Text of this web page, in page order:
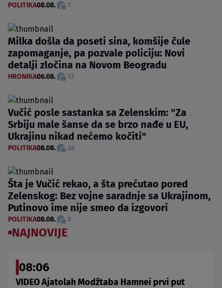
POLITIKA08.08. 1
Milka došla da poseti sina, komšije čule
zapomaganje, pa pozvale policiju: Novi
detalji zločina na Novom Beogradu
HRONIKA06.08. 12
Vučić posle sastanka sa Zelenskim: "Za
Srbiju male šanse da se brzo nađe u EU,
Ukrajinu nikad nećemo kočiti"
POLITIKA08.08. 28
Šta je Vučić rekao, a šta prećutao pored
Zelenskog: Bez vojne saradnje sa Ukrajinom,
Putinovo ime nije smeo da izgovori
POLITIKA08.08. 8
NAJNOVIJE
08:06
VIDEO Ajatolah Modžtaba Hamnei prvi put